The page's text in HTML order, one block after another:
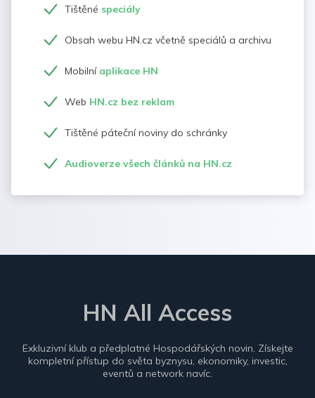
Tištěné speciály
Obsah webu HN.cz včetně speciálů a archivu
Mobilní aplikace HN
Web HN.cz bez reklam
Tištěné páteční noviny do schránky
Audioverze všech článků na HN.cz
HN All Access
Exkluzivní klub a předplatné Hospodářských novin. Získejte
kompletní přístup do světa byznysu, ekonomiky, investic,
eventů a network navíc.